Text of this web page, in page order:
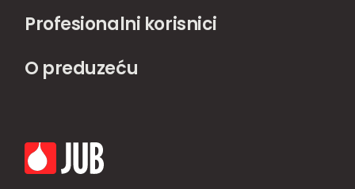
Profesionalni korisnici
O preduzeću